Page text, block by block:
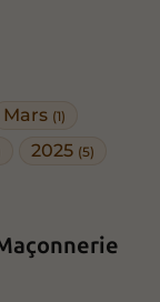
Mars (1)
2025 (5)